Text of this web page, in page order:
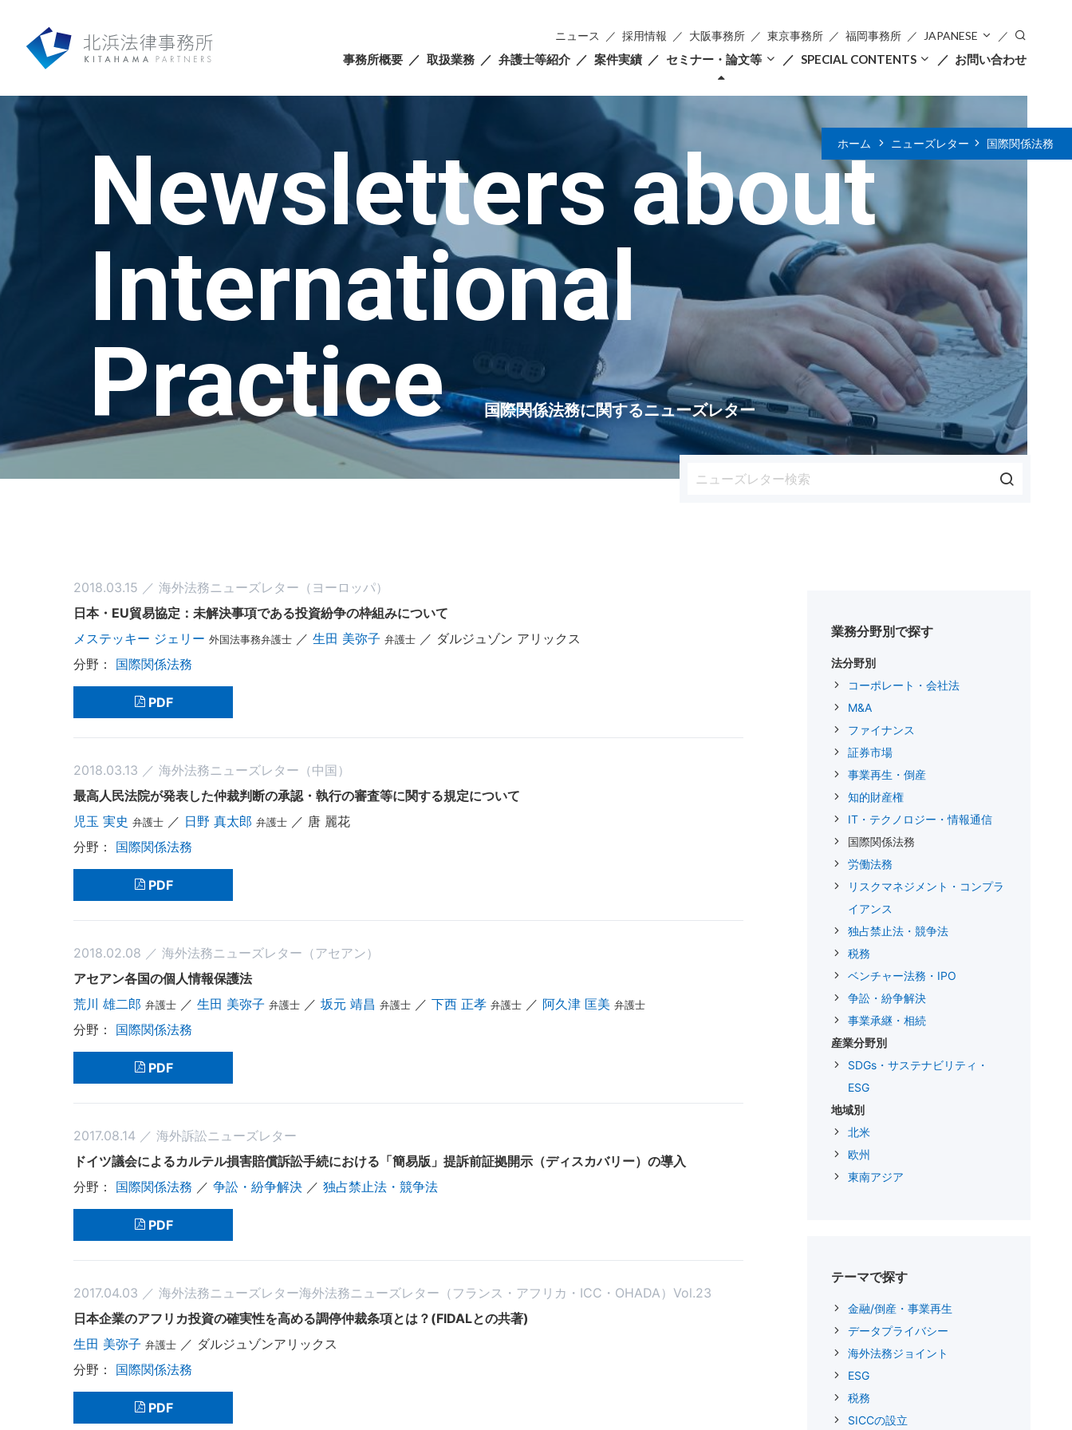
事務所概要 取扱業務 弁護士等紹介 案件実績 セミナー・論文等 SPECIAL CONTENTS お問い合わせ
ニュース 採用情報 大阪事務所 東京事務所 福岡事務所 JAPANESE
ホーム ニューズレター 国際関係法務
Newsletters about
International
Practice
国際関係法務に関するニューズレター
2018.03.15 ／ 海外法務ニューズレター（ヨーロッパ）
日本・EU貿易協定：未解決事項である投資紛争の枠組みについて
メステッキー ジェリー 外国法事務弁護士 ／ 生田 美弥子 弁護士 ／ ダルジュゾン アリックス
国際関係法務
PDF
2018.03.13 ／ 海外法務ニューズレター（中国）
最高人民法院が発表した仲裁判断の承認・執行の審査等に関する規定について
児玉 実史 弁護士 ／ 日野 真太郎 弁護士 ／ 唐 麗花
国際関係法務
PDF
2018.02.08 ／ 海外法務ニューズレター（アセアン）
アセアン各国の個人情報保護法
荒川 雄二郎 弁護士 ／ 生田 美弥子 弁護士 ／ 坂元 靖昌 弁護士 ／ 下西 正孝 弁護士 ／ 阿久津 匡美 弁護士
国際関係法務
PDF
2017.08.14 ／ 海外訴訟ニューズレター
ドイツ議会によるカルテル損害賠償訴訟手続における「簡易版」提訴前証拠開示（ディスカバリー）の導入
国際関係法務 ／ 争訟・紛争解決 ／ 独占禁止法・競争法
PDF
2017.04.03 ／ 海外法務ニューズレター海外法務ニューズレター（フランス・アフリカ・ICC・OHADA）Vol.23
日本企業のアフリカ投資の確実性を高める調停仲裁条項とは？(FIDALとの共著)
生田 美弥子 弁護士 ／ ダルジュゾンアリックス
国際関係法務
PDF
業務分野別で探す
法分野別
コーポレート・会社法
M&A
ファイナンス
証券市場
事業再生・倒産
知的財産権
IT・テクノロジー・情報通信
国際関係法務
労働法務
リスクマネジメント・コンプラ
イアンス
独占禁止法・競争法
税務
ベンチャー法務・IPO
争訟・紛争解決
事業承継・相続
産業分野別
SDGs・サステナビリティ・
ESG
地域別
北米
欧州
東南アジア
テーマで探す
金融/倒産・事業再生
データプライバシー
海外法務ジョイント
ESG
税務
SICCの設立